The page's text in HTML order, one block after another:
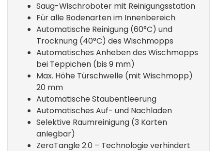
Saug-Wischroboter mit Reinigungsstation
Für alle Bodenarten im Innenbereich
Automatische Reinigung (60°C) und
Trocknung (40°C) des Wischmopps
Automatisches Anheben des Wischmopps
bei Teppichen (bis 9 mm)
Max. Höhe Türschwelle (mit Wischmopp)
20 mm
Automatische Staubentleerung
Automatisches Auf- und Nachladen
Selektive Raumreinigung (3 Karten
anlegbar)
ZeroTangle 2.0 – Technologie verhindert